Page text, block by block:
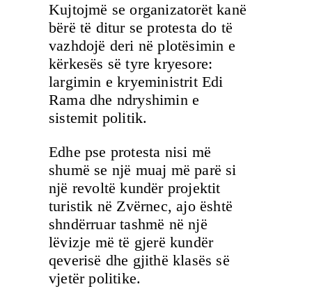
Kujtojmë se organizatorët kanë
bërë të ditur se protesta do të
vazhdojë deri në plotësimin e
kërkesës së tyre kryesore:
largimin e kryeministrit Edi
Rama dhe ndryshimin e
sistemit politik.
Edhe pse protesta nisi më
shumë se një muaj më parë si
një revoltë kundër projektit
turistik në Zvërnec, ajo është
shndërruar tashmë në një
lëvizje më të gjerë kundër
qeverisë dhe gjithë klasës së
vjetër politike.